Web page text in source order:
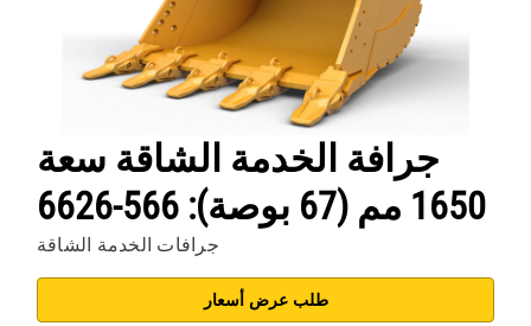
جرافة الخدمة الشاقة سعة
1650 مم (67 بوصة): 566-6626
جرافات الخدمة الشاقة
طلب عرض أسعار